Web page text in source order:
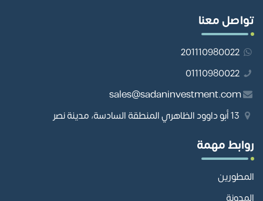
تواصل معنا
201110980022
01110980022
sales@sadaninvestment.com
روابط مهمة
المطورين
المدونة